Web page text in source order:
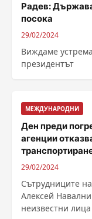
Радев:
посока
29/02/2024
Виждаме
президентът
МЕЖДУНАРОДНИ
Ден преди
агенции
29/02/2024
Сътрудниците
Алексей
неизвестни